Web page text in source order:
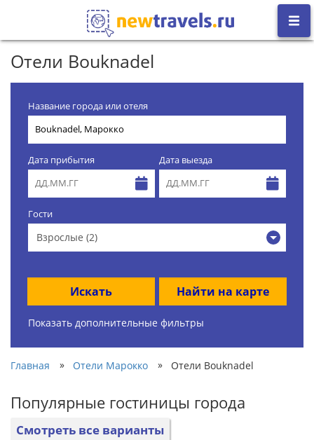
Отели Bouknadel
Название города или отеля
Дата прибытия Дата выезда
Гости
Взрослые (2)
Искать Найти на карте
Показать дополнительные фильтры
Главная » Отели Марокко » Отели Bouknadel
Популярные гостиницы города
Смотреть все варианты